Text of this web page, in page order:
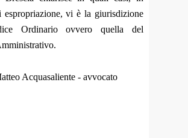
espropriazione, vi è la giurisdizione
Ordinario ovvero quella del
Acquasaliente - avvocato